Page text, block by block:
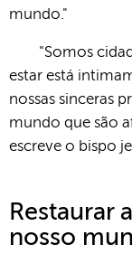
mundo."
"Somos
estar está
nossas sinceras
mundo que são
escreve o bispo
Restaurar
nosso